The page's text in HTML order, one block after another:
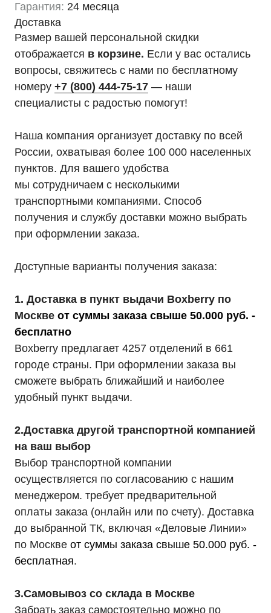
Гарантия: 24 месяца
Доставка
Размер вашей персональной скидки
отображается в корзине. Если у вас остались
вопросы, свяжитесь с нами по бесплатному
номеру +7 (800) 444-75-17 — наши
специалисты с радостью помогут!
Наша компания организует доставку по всей
России, охватывая более 100 000 населенных
пунктов. Для вашего удобства
мы сотрудничаем с несколькими
транспортными компаниями. Способ
получения и службу доставки можно выбрать
при оформлении заказа.
Доступные варианты получения заказа:
1. Доставка в пункт выдачи Boxberry по
Москве от суммы заказа свыше 50.000 руб. -
бесплатно
Boxberry предлагает 4257 отделений в 661
городе страны. При оформлении заказа вы
сможете выбрать ближайший и наиболее
удобный пункт выдачи.
2.Доставка другой транспортной компанией
на ваш выбор
Выбор транспортной компании
осуществляется по согласованию с нашим
менеджером. требует предварительной
оплаты заказа (онлайн или по счету). Доставка
до выбранной ТК, включая «Деловые Линии»
по Москве от суммы заказа свыше 50.000 руб. -
бесплатная.
3.Самовывоз со склада в Москве
Забрать заказ самостоятельно можно по